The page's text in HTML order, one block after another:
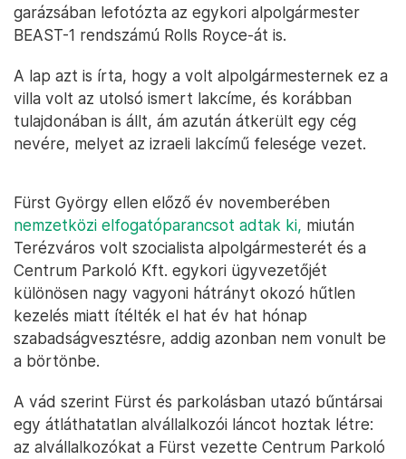
garázsában lefotózta az egykori alpolgármester
BEAST-1 rendszámú Rolls Royce-át is.
A lap azt is írta, hogy a volt alpolgármesternek ez a
villa volt az utolsó ismert lakcíme, és korábban
tulajdonában is állt, ám azután átkerült egy cég
nevére, melyet az izraeli lakcímű felesége vezet.
Fürst György ellen előző év novemberében
nemzetközi elfogatóparancsot adtak ki, miután
Terézváros volt szocialista alpolgármesterét és a
Centrum Parkoló Kft. egykori ügyvezetőjét
különösen nagy vagyoni hátrányt okozó hűtlen
kezelés miatt ítélték el hat év hat hónap
szabadságvesztésre, addig azonban nem vonult be
a börtönbe.
A vád szerint Fürst és parkolásban utazó bűntársai
egy átláthatatlan alvállalkozói láncot hoztak létre:
az alvállalkozókat a Fürst vezette Centrum Parkoló